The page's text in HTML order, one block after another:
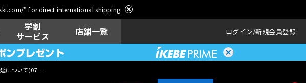
" for direct international shipping.
学割
サービス
店舗一覧 ログイン 新規会員登録
について(07月29日